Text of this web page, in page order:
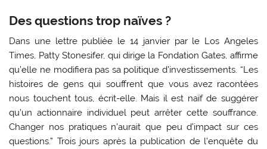
Des questions trop naïves ?
Dans une lettre publiée le 14 janvier par le Los Angeles
Times, Patty Stonesifer, qui dirige la Fondation Gates, affirme
qu’elle ne modifiera pas sa politique d’investissements. “Les
histoires de gens qui souffrent que vous avez racontées
nous touchent tous, écrit-elle. Mais il est naïf de suggérer
qu’un actionnaire individuel peut arrêter cette souffrance.
Changer nos pratiques n’aurait que peu d’impact sur ces
questions.” Trois jours après la publication de l’enquête du